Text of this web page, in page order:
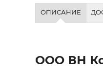
ОПИСАНИЕ
ООО ВН